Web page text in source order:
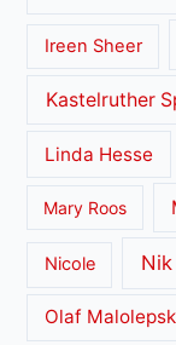
Ireen Sheer
Kastelruther
Linda Hesse
Mary Roos
Nicole Nik
Olaf